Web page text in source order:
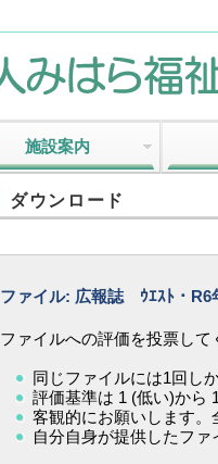
施設案内
ダウンロード
ファイル: 広報誌 ｳｴｽﾄ・R6
ファイルへの評価を投票して
同じファイルには1回し
評価基準は 1 (低い)から
客観的にお願いします
自分自身が提供したフ